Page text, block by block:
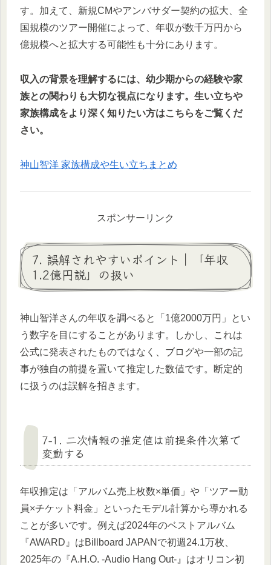
す。加えて、新規CMやアンバサダー契約の拡大、全
国規模のツアー開催によって、年収が数千万円から
億規模へと拡大する可能性も十分にあります。
収入の背景を理解するには、幼少期からの経験や家
族との関わりも大切な視点になります。生い立ちや
家族構成をより深く知りたい方はこちらをご覧くだ
さい。
神山智洋 家族構成や生い立ちまとめ
スポンサーリンク
7. 誤解されやすいポイント｜「年収
1.2億円説」の扱い
神山智洋さんの年収を調べると「1億2000万円」とい
う数字を目にすることがあります。しかし、これは
公式に発表されたものではなく、ブログや一部の記
事が独自の前提を置いて推定した数値です。断定的
に扱うのは誤解を招きます。
7-1. 二次情報の推定値は前提条件次第で
変動する
年収推定は「アルバム売上枚数×単価」や「ツアー動
員×チケット料金」といったモデル計算から導かれる
ことが多いです。例えば2024年のベストアルバム
『AWARD』はBillboard JAPANで初週24.1万枚、
2025年の『A.H.O. -Audio Hang Out-』はオリコン初